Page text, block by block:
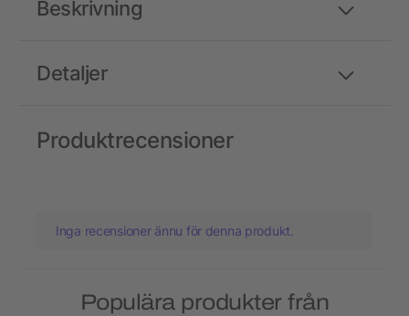
Detaljer
Beskrivning
Produktrecensioner
Inga recensioner ännu för denna produkt.
Populära produkter från